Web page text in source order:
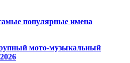
популярные имена
мото-музыкальный